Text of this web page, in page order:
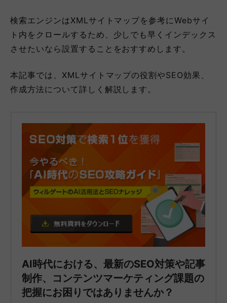
検索エンジンはXMLサイトマップを参考にWebサイ
ト内をクロールするため、少しでも早くインデックス
させたいなら設置することをおすすめします。
本記事では、XMLサイトマップの役割やSEO効果、
作成方法について詳しく解説します。
AI時代における、最新のSEO対策や記事
制作、コンテンツマーケティング課題の
把握にお困りではありませんか？